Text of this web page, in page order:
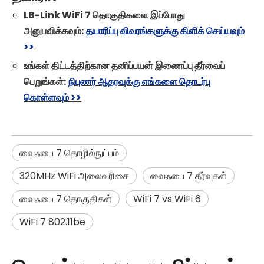
LB-Link WiFi 7 தொகுதிகளை இப்போது
அனுபவிக்கவும்:தயாரிப்பு விவரங்களுக்கு கிளிக் செய்யவும்
>>
உங்கள் திட்டத்திற்கான தனிப்பயன் இணைப்பு தீர்வைப்
பெறுங்கள்:நிபுணர் ஆதரவுக்கு எங்களை தொடர்பு
கொள்ளவும் >>
வைஃபை 7 தொழில்நுட்பம்
320MHz WiFi அலைவரிசை
வைஃபை 7 தீர்வுகள்
வைஃபை 7 தொகுதிகள்
WiFi 7 vs WiFi 6
WiFi 7 802.11be